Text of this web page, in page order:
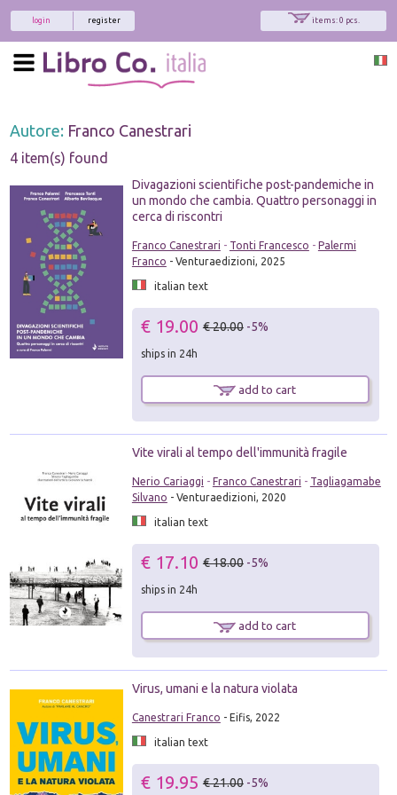
items: 0 pcs.
register
login
Autore: Franco Canestrari
4 item(s) found
Divagazioni scientifiche post-pandemiche in
un mondo che cambia. Quattro personaggi in
cerca di riscontri
Franco Canestrari - Tonti Francesco - Palermi
Franco - Venturaedizioni, 2025
italian text
€ 19.00 € 20.00 -5%
ships in 24h
add to cart
Vite virali al tempo dell'immunità fragile
Nerio Cariaggi - Franco Canestrari - Tagliagamabe
Silvano - Venturaedizioni, 2020
italian text
€ 17.10 € 18.00 -5%
ships in 24h
add to cart
Virus, umani e la natura violata
Canestrari Franco - Eifis, 2022
italian text
€ 19.95 € 21.00 -5%